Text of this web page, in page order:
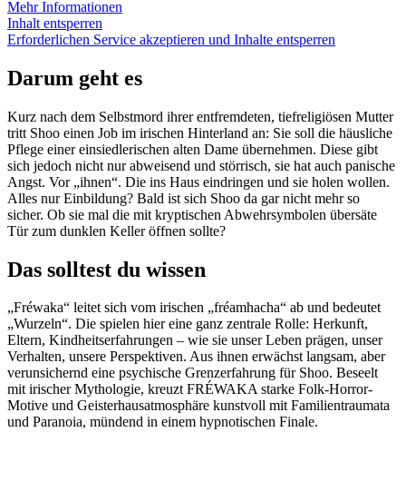
Mehr Informationen
Inhalt entsperren
Erforderlichen Service akzeptieren und Inhalte entsperren
Darum geht es
Kurz nach dem Selbstmord ihrer entfremdeten, tiefreligiösen Mutter
tritt Shoo einen Job im irischen Hinterland an: Sie soll die häusliche
Pflege einer einsiedlerischen alten Dame übernehmen. Diese gibt
sich jedoch nicht nur abweisend und störrisch, sie hat auch panische
Angst. Vor „ihnen“. Die ins Haus eindringen und sie holen wollen.
Alles nur Einbildung? Bald ist sich Shoo da gar nicht mehr so
sicher. Ob sie mal die mit kryptischen Abwehrsymbolen übersäte
Tür zum dunklen Keller öffnen sollte?
Das solltest du wissen
„Fréwaka“ leitet sich vom irischen „fréamhacha“ ab und bedeutet
„Wurzeln“. Die spielen hier eine ganz zentrale Rolle: Herkunft,
Eltern, Kindheitserfahrungen – wie sie unser Leben prägen, unser
Verhalten, unsere Perspektiven. Aus ihnen erwächst langsam, aber
verunsichernd eine psychische Grenzerfahrung für Shoo. Beseelt
mit irischer Mythologie, kreuzt FRÉWAKA starke Folk-Horror-
Motive und Geisterhausatmosphäre kunstvoll mit Familientraumata
und Paranoia, mündend in einem hypnotischen Finale.